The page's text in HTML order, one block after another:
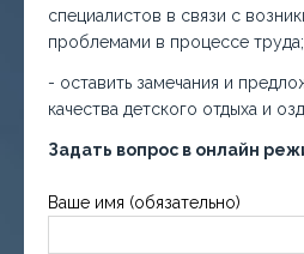
специалистов в связи с
проблемами в процессе труда;
- оставить замечания и
качества детского отдыха и
Задать вопрос в онлайн
Ваше имя (обязательно)